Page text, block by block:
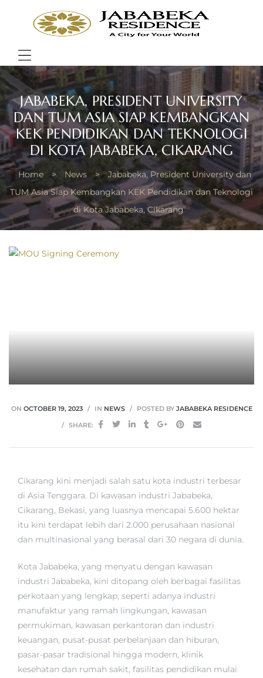
Life
Menu
JABABEKA, PRESIDENT UNIVERSITY
DAN TUM ASIA SIAP KEMBANGKAN
KEK PENDIDIKAN DAN TEKNOLOGI
DI KOTA JABABEKA, CIKARANG
Home > News > Jababeka, President University dan
TUM Asia Siap Kembangkan KEK Pendidikan dan Teknologi
di Kota Jababeka, Cikarang
ON OCTOBER 19, 2023 IN NEWS POSTED BY JABABEKA RESIDENCE
SHARE:
Cikarang kini menjadi salah satu kota industri terbesar
di Asia Tenggara. Di kawasan industri Jababeka,
Cikarang, Bekasi, yang luasnya mencapai 5.600 hektar
itu kini terdapat lebih dari 2.000 perusahaan nasional
dan multinasional yang berasal dari 30 negara di dunia.
Kota Jababeka, yang menyatu dengan kawasan
industri Jababeka, kini ditopang oleh berbagai fasilitas
perkotaan yang lengkap, seperti adanya industri
manufaktur yang ramah lingkungan, kawasan
permukiman, kawasan perkantoran dan industri
keuangan, pusat-pusat perbelanjaan dan hiburan,
pasar-pasar tradisional hingga modern, klinik
kesehatan dan rumah sakit, fasilitas pendidikan mulai